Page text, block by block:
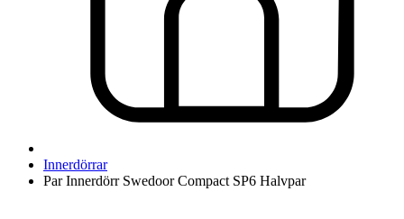
Innerdörrar
Par Innerdörr Swedoor Compact SP6 Halvpar